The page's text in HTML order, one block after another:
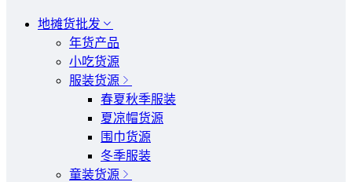
地摊货批发
年货产品
小吃货源
服装货源
春夏秋季服装
夏凉帽货源
围巾货源
冬季服装
童装货源